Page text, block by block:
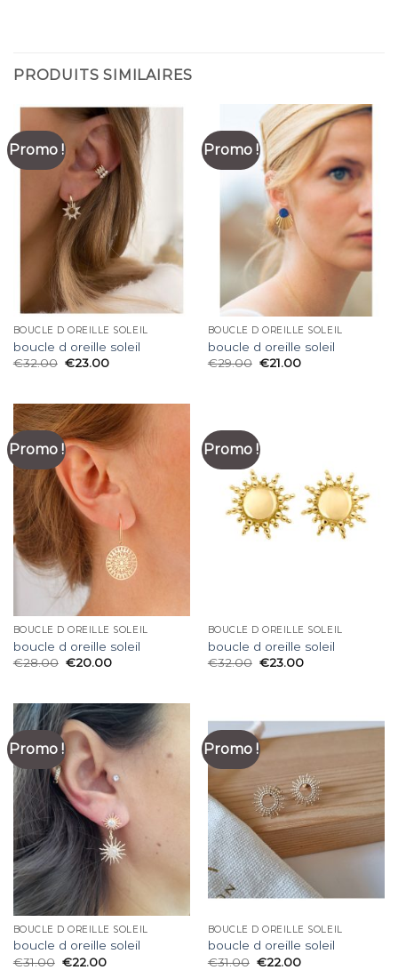
PRODUITS SIMILAIRES
Promo !
BOUCLE D OREILLE SOLEIL
boucle d oreille soleil
€32.00 €23.00
Promo !
BOUCLE D OREILLE SOLEIL
boucle d oreille soleil
€29.00 €21.00
Promo !
BOUCLE D OREILLE SOLEIL
boucle d oreille soleil
€28.00 €20.00
Promo !
BOUCLE D OREILLE SOLEIL
boucle d oreille soleil
€32.00 €23.00
Promo !
BOUCLE D OREILLE SOLEIL
boucle d oreille soleil
€31.00 €22.00
Promo !
BOUCLE D OREILLE SOLEIL
boucle d oreille soleil
€31.00 €22.00